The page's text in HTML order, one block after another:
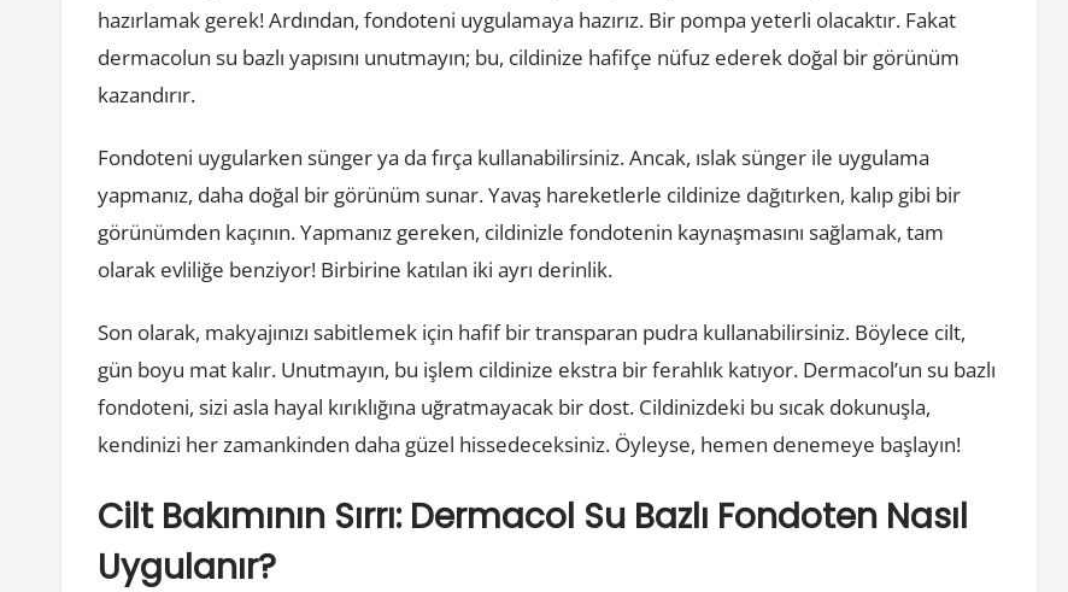
hazırlamak gerek! Ardından, fondoteni uygulamaya hazırız. Bir pompa yeterli olacaktır. Fakat
dermacolun su bazlı yapısını unutmayın; bu, cildinize hafifçe nüfuz ederek doğal bir görünüm
kazandırır.
Fondoteni uygularken sünger ya da fırça kullanabilirsiniz. Ancak, ıslak sünger ile uygulama
yapmanız, daha doğal bir görünüm sunar. Yavaş hareketlerle cildinize dağıtırken, kalıp gibi bir
görünümden kaçının. Yapmanız gereken, cildinizle fondotenin kaynaşmasını sağlamak, tam
olarak evliliğe benziyor! Birbirine katılan iki ayrı derinlik.
Son olarak, makyajınızı sabitlemek için hafif bir transparan pudra kullanabilirsiniz. Böylece cilt,
gün boyu mat kalır. Unutmayın, bu işlem cildinize ekstra bir ferahlık katıyor. Dermacol’un su bazlı
fondoteni, sizi asla hayal kırıklığına uğratmayacak bir dost. Cildinizdeki bu sıcak dokunuşla,
kendinizi her zamankinden daha güzel hissedeceksiniz. Öyleyse, hemen denemeye başlayın!
Cilt Bakımının Sırrı: Dermacol Su Bazlı Fondoten Nasıl
Uygulanır?